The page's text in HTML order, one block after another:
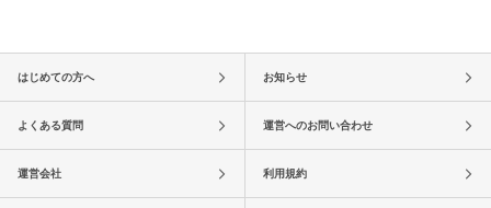
はじめての方へ お知らせ
よくある質問 運営へのお問い合わせ
運営会社 利用規約